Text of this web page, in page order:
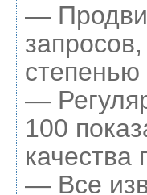
—
—
100
качества
— Все